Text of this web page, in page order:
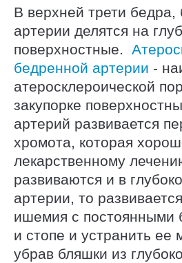
В верхней трети
артерии делятся на
поверхностные.
бедренной артерии -
атеросклероической
закупорке
артерий развивается
хромота, которая
лекарственному
развиваются и в
артерии, то
ишемия с постоянными
и стопе и устранить
убрав бляшки из